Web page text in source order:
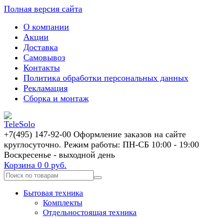
Полная версия сайта
О компании
Акции
Доставка
Самовывоз
Контакты
Политика обработки персональных данных
Рекламация
Сборка и монтаж
+7(495) 147-92-00 Оформление заказов на сайте
круглосуточно. Режим работы: ПН-СБ 10:00 - 19:00
Воскресенье - выходной день
Корзина 0 0 руб.
Бытовая техника
Комплекты
Отдельностоящая техника